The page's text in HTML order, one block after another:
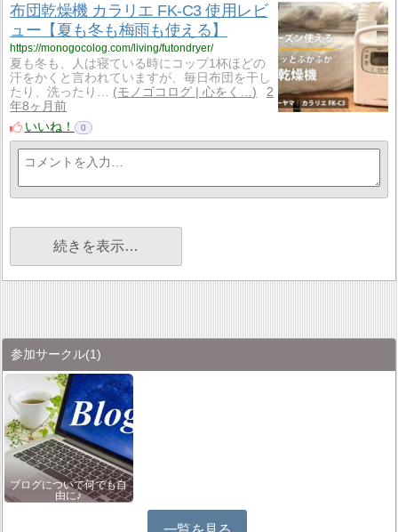
布団乾燥機 カラリエ FK-C3 使用レビ
ュー【夏も冬も梅雨も使える】
https://monogocolog.com/living/futondryer/
夏も冬も、人は寝ている時にコップ1杯ほどの
汗をかくと言われていますが、毎日布団を干し
たり、洗ったり…
モノゴコログ | 心をく…
2
年8ヶ月前
いいね！
0
続きを表示…
参加サークル(1)
ブログについて何でも自
由に♪